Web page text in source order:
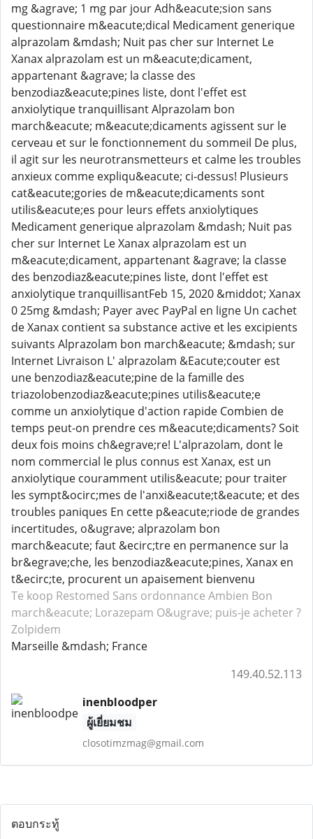
mg &agrave; 1 mg par jour Adh&eacute;sion sans
questionnaire m&eacute;dical Medicament generique
alprazolam &mdash; Nuit pas cher sur Internet Le
Xanax alprazolam est un m&eacute;dicament,
appartenant &agrave; la classe des
benzodiaz&eacute;pines liste, dont l'effet est
anxiolytique tranquillisant Alprazolam bon
march&eacute; m&eacute;dicaments agissent sur le
cerveau et sur le fonctionnement du sommeil De plus,
il agit sur les neurotransmetteurs et calme les troubles
anxieux comme expliqu&eacute; ci-dessus! Plusieurs
cat&eacute;gories de m&eacute;dicaments sont
utilis&eacute;es pour leurs effets anxiolytiques
Medicament generique alprazolam &mdash; Nuit pas
cher sur Internet Le Xanax alprazolam est un
m&eacute;dicament, appartenant &agrave; la classe
des benzodiaz&eacute;pines liste, dont l'effet est
anxiolytique tranquillisantFeb 15, 2020 &middot; Xanax
0 25mg &mdash; Payer avec PayPal en ligne Un cachet
de Xanax contient sa substance active et les excipients
suivants Alprazolam bon march&eacute; &mdash; sur
Internet Livraison L' alprazolam &Eacute;couter est
une benzodiaz&eacute;pine de la famille des
triazolobenzodiaz&eacute;pines utilis&eacute;e
comme un anxiolytique d'action rapide Combien de
temps peut-on prendre ces m&eacute;dicaments? Soit
deux fois moins ch&egrave;re! L'alprazolam, dont le
nom commercial le plus connus est Xanax, est un
anxiolytique couramment utilis&eacute; pour traiter
les sympt&ocirc;mes de l'anxi&eacute;t&eacute; et des
troubles paniques En cette p&eacute;riode de grandes
incertitudes, o&ugrave; alprazolam bon
march&eacute; faut &ecirc;tre en permanence sur la
br&egrave;che, les benzodiaz&eacute;pines, Xanax en
t&ecirc;te, procurent un apaisement bienvenu
Te koop Restomed Sans ordonnance Ambien Bon
march&eacute; Lorazepam O&ugrave; puis-je acheter ?
Zolpidem
Marseille &mdash; France
149.40.52.113
inenbloodper
ผู้เยี่ยมชม
closotimzmag@gmail.com
ตอบกระทู้